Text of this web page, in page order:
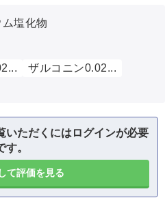
塩化物
ザルコニン0.02...
いただくにはログインが必要
す。
て評価を見る